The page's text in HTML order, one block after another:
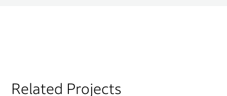
Related Projects